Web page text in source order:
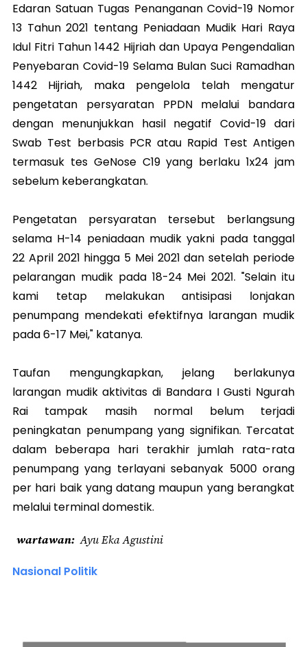
Edaran Satuan Tugas Penanganan Covid-19 Nomor
13 Tahun 2021 tentang Peniadaan Mudik Hari Raya
Idul Fitri Tahun 1442 Hijriah dan Upaya Pengendalian
Penyebaran Covid-19 Selama Bulan Suci Ramadhan
1442 Hijriah, maka pengelola telah mengatur
pengetatan persyaratan PPDN melalui bandara
dengan menunjukkan hasil negatif Covid-19 dari
Swab Test berbasis PCR atau Rapid Test Antigen
termasuk tes GeNose C19 yang berlaku 1x24 jam
sebelum keberangkatan.
Pengetatan persyaratan tersebut berlangsung
selama H-14 peniadaan mudik yakni pada tanggal
22 April 2021 hingga 5 Mei 2021 dan setelah periode
pelarangan mudik pada 18-24 Mei 2021. "Selain itu
kami tetap melakukan antisipasi lonjakan
penumpang mendekati efektifnya larangan mudik
pada 6-17 Mei," katanya.
Taufan mengungkapkan, jelang berlakunya
larangan mudik aktivitas di Bandara I Gusti Ngurah
Rai tampak masih normal belum terjadi
peningkatan penumpang yang signifikan. Tercatat
dalam beberapa hari terakhir jumlah rata-rata
penumpang yang terlayani sebanyak 5000 orang
per hari baik yang datang maupun yang berangkat
melalui terminal domestik.
wartawan Ayu Eka Agustini
Nasional Politik